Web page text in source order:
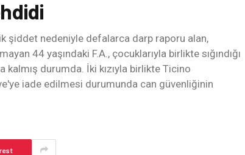
şiddet nedeniyle defalarca darp raporu alan,
44 yaşındaki F.A., çocuklarıyla birlikte sığındığı
kalmış durumda. İki kızıyla birlikte Ticino
iade edilmesi durumunda can güvenliğinin